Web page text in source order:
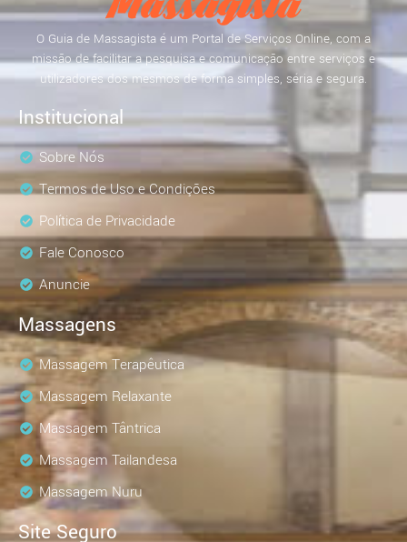
O Guia de Massagista é um Portal de Serviços Online, com a
missão de facilitar a pesquisa e comunicação entre serviços e
utilizadores dos mesmos de forma simples, séria e segura.
Institucional
Sobre Nós
Termos de Uso e Condições
Política de Privacidade
Fale Conosco
Anuncie
Massagens
Massagem Terapêutica
Massagem Relaxante
Massagem Tântrica
Massagem Tailandesa
Massagem Nuru
Site Seguro